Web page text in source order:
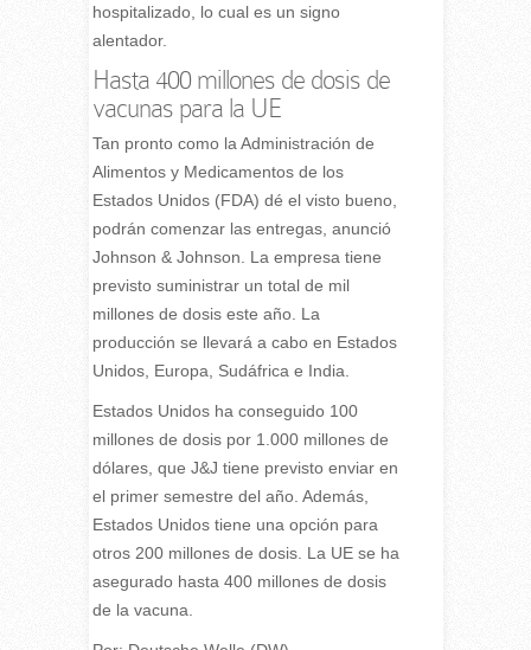
hospitalizado, lo cual es un signo
alentador.
Hasta 400 millones de dosis de
vacunas para la UE
Tan pronto como la Administración de
Alimentos y Medicamentos de los
Estados Unidos (FDA) dé el visto bueno,
podrán comenzar las entregas, anunció
Johnson & Johnson. La empresa tiene
previsto suministrar un total de mil
millones de dosis este año. La
producción se llevará a cabo en Estados
Unidos, Europa, Sudáfrica e India.
Estados Unidos ha conseguido 100
millones de dosis por 1.000 millones de
dólares, que J&J tiene previsto enviar en
el primer semestre del año. Además,
Estados Unidos tiene una opción para
otros 200 millones de dosis. La UE se ha
asegurado hasta 400 millones de dosis
de la vacuna.